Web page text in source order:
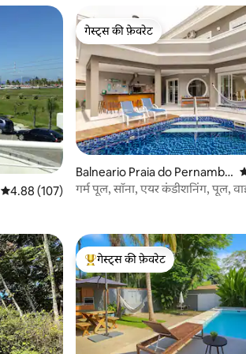
औसत रेटिंग 5 में से 4.88, 107 समीक्षाएँ
4.88 (107)
गेस्ट्स की फ़ेवरेट
गेस्ट्स की फ़ेवरेट
Balneario Praia do Pernambu
co में घर
गर्म पूल, सॉना, एयर कंडीशनिंग, पूल,
गेस्ट्स का टॉप फ़ेवरेट
गेस्ट्स की फ़ेवरेट